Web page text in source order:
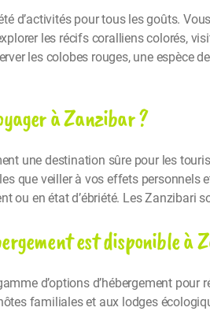
d’activités pour tous les goûts.
les récifs coralliens colorés,
les colobes rouges, une espèce
à Zanzibar ?
une destination sûre pour les
que veiller à vos effets
ou en état d’ébriété. Les Zanzibari
est disponible à
d’options d’hébergement
familiales et aux lodges